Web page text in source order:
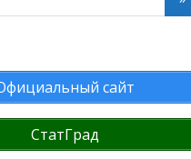
сайт
СтатГрад